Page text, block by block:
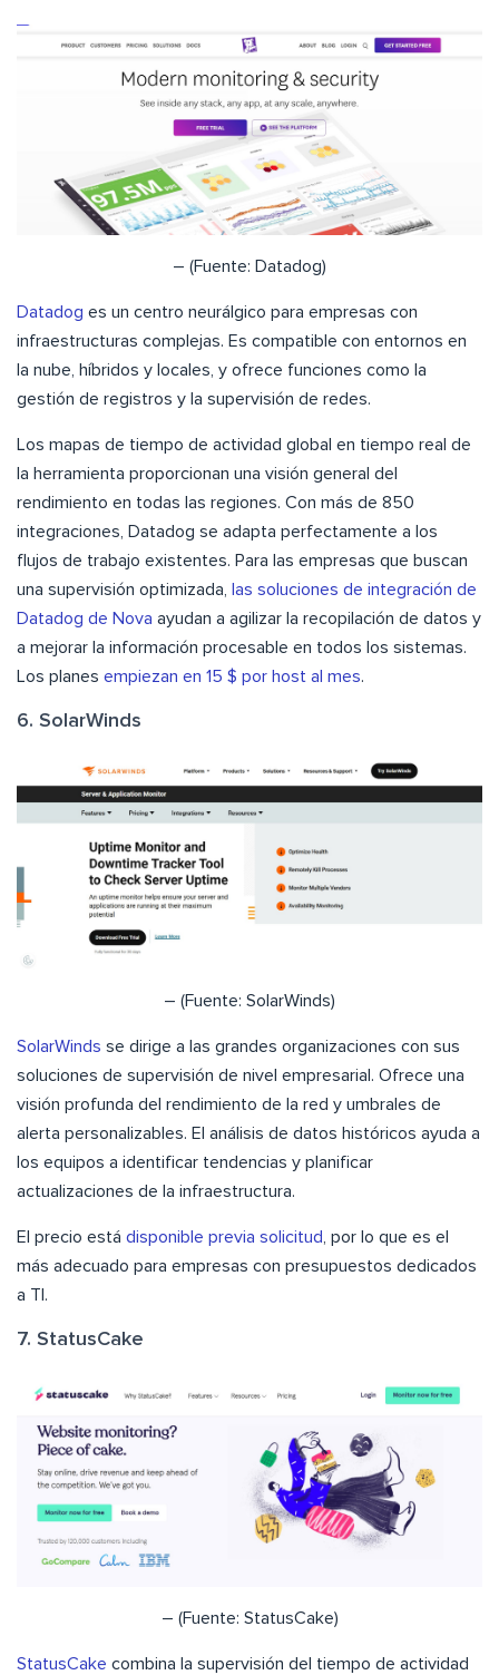
– (Fuente: Datadog)
Datadog es un centro neurálgico para empresas con
infraestructuras complejas. Es compatible con entornos en
la nube, híbridos y locales, y ofrece funciones como la
gestión de registros y la supervisión de redes.
Los mapas de tiempo de actividad global en tiempo real de
la herramienta proporcionan una visión general del
rendimiento en todas las regiones. Con más de 850
integraciones, Datadog se adapta perfectamente a los
flujos de trabajo existentes. Para las empresas que buscan
una supervisión optimizada, las soluciones de integración de
Datadog de Nova ayudan a agilizar la recopilación de datos y
a mejorar la información procesable en todos los sistemas.
Los planes empiezan en 15 $ por host al mes.
6. SolarWinds
– (Fuente: SolarWinds)
SolarWinds se dirige a las grandes organizaciones con sus
soluciones de supervisión de nivel empresarial. Ofrece una
visión profunda del rendimiento de la red y umbrales de
alerta personalizables. El análisis de datos históricos ayuda a
los equipos a identificar tendencias y planificar
actualizaciones de la infraestructura.
El precio está disponible previa solicitud , por lo que es el
más adecuado para empresas con presupuestos dedicados
a TI.
7. StatusCake
– (Fuente: StatusCake)
StatusCake combina la supervisión del tiempo de actividad